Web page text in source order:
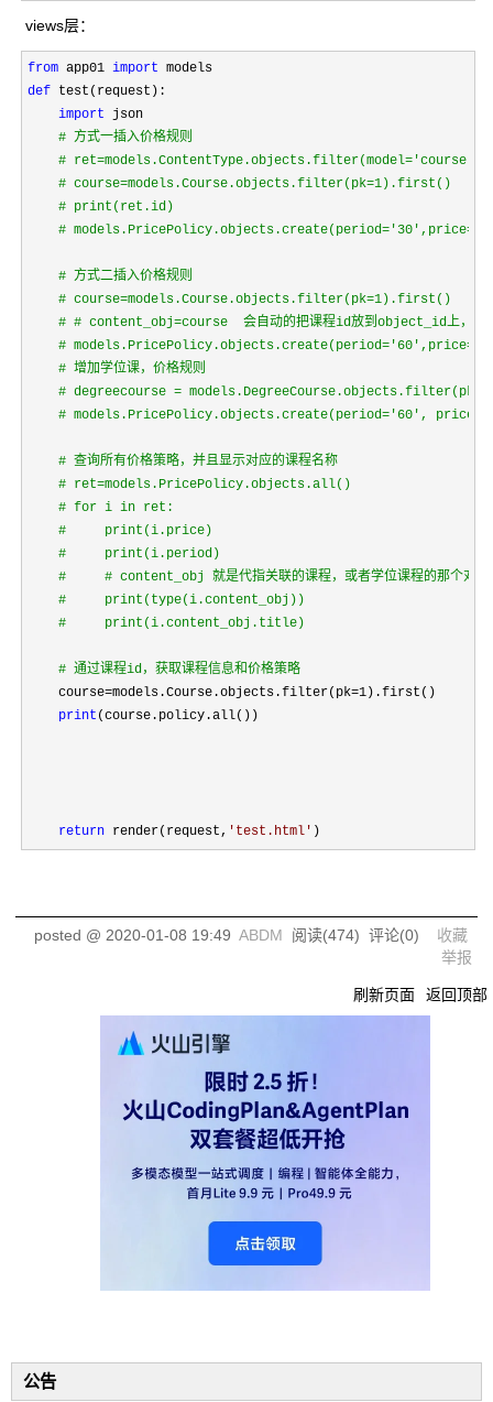
views层：
from app01 import
def test(request):
import json
# 方式一插入价格规则
#
# course=models.Course.objects.filter(pk=1).first()
# print(ret.id)
#
# 方式二插入价格规则
# course=models.Course.objects.filter(pk=1).first()
# # content_obj=course  会自动的把课程id放到object_id上，并
#
# 增加学位课，价格规则
# degreecourse =
# models.PricePolicy.objects.create(period='60',
# 查询所有价格策略，并且显示对应的课程名称
# ret=models.PricePolicy.objects.all()
# for i in ret:
#
     print(i.price)
#
     print(i.period)
#
     # content_obj 就是代指关联的课程，或者学位课程的那个对象
#
     print(type(i.content_obj))
#
     print(i.content_obj.title)
# 通过课程id，获取课程信息和价格策略
    course=models.Course.objects.filter(pk=1
).first()
print (course.policy.all())
return render(request, ' test.html ' )
posted @ 2020-01-08 19:49 ABDM 阅读(474) 评论(0) 收藏
举报
刷新页面 返回顶部
公告